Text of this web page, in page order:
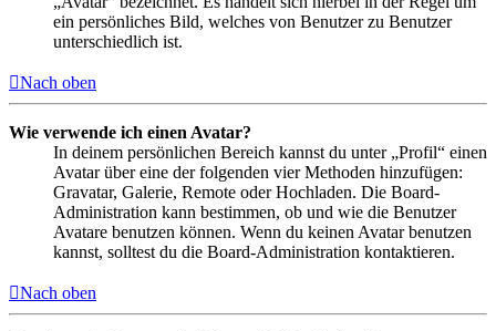
ein persönliches Bild, welches von Benutzer zu Benutzer
unterschiedlich ist.
Nach oben
Wie verwende ich einen Avatar?
In deinem persönlichen Bereich kannst du unter „Profil“ einen
Avatar über eine der folgenden vier Methoden hinzufügen:
Gravatar, Galerie, Remote oder Hochladen. Die Board-
Administration kann bestimmen, ob und wie die Benutzer
Avatare benutzen können. Wenn du keinen Avatar benutzen
kannst, solltest du die Board-Administration kontaktieren.
Nach oben